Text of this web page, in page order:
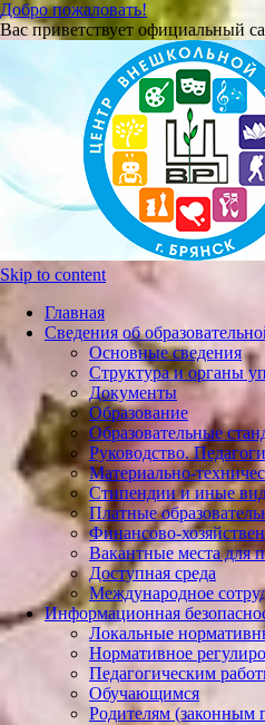
Добро пожаловать!
Вас приветствует официальный
Skip to content
Главная
Сведения об
Основные сведения
Структура и органы
Документы
Образование
Образовательные
Руководство.
Материально-
Стипендии и иные
Платные
Финансово-
Вакантные места для
Доступная среда
Международное
Информационная
Локальные
Нормативное
Педагогическим
Обучающимся
Родителям (законным